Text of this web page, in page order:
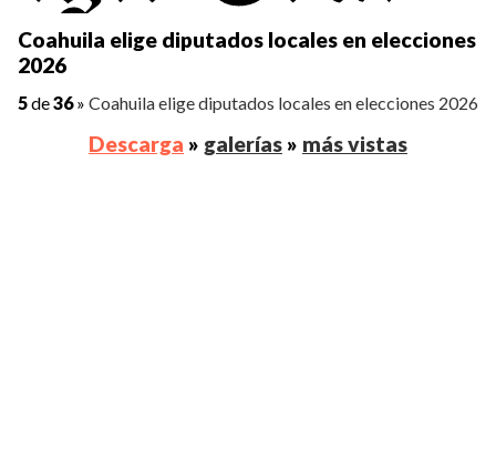
Coahuila elige diputados locales en elecciones
2026
5de36» Coahuila elige diputados locales en elecciones 2026
Descarga » galerías » más vistas